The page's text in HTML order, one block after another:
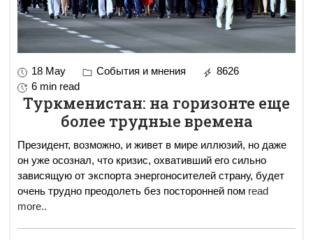
18 May События и мнения
8626
6 min read
Туркменистан: на горизонте еще
более трудные времена
Президент, возможно, и живет в мире иллюзий, но даже
он уже осознал, что кризис, охвативший его сильно
зависящую от экспорта энергоносителей страну, будет
очень трудно преодолеть без посторонней пом read
more..